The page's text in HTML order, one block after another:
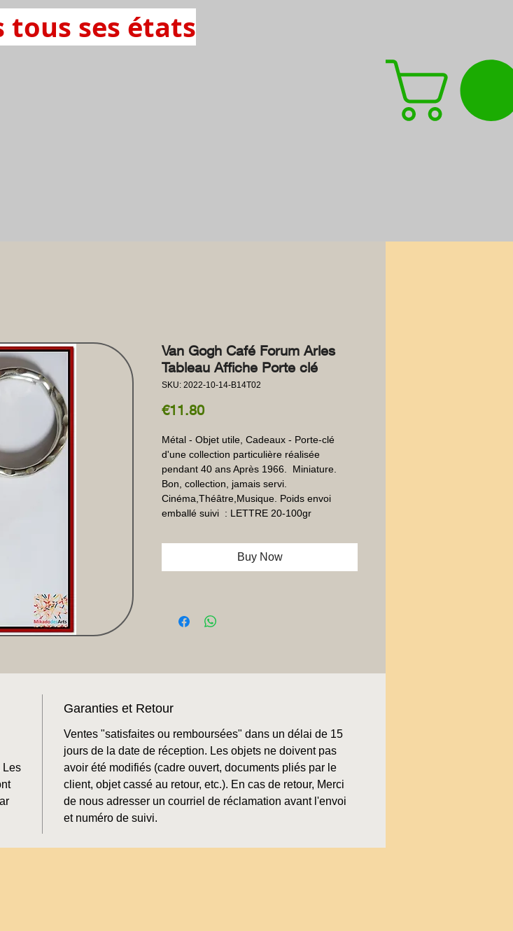
tous ses états
Van Gogh Café Forum Arles
Tableau Affiche Porte clé
SKU: 2022-10-14-B14T02
€11.80Price
Métal - Objet utile, Cadeaux - Porte-clé
d'une collection particulière réalisée
pendant 40 ans Après 1966.  Miniature.
Bon, collection, jamais servi.
Cinéma,Théâtre,Musique. Poids envoi
emballé suivi  : LETTRE 20-100gr
Buy Now
Les
Garanties et Retour
Ventes "satisfaites ou remboursées" dans un délai de 15
jours de la date de réception. Les objets ne doivent pas
avoir été modifiés (cadre ouvert, documents pliés par le
client, objet cassé au retour, etc.). En cas de retour, Merci
de nous adresser un courriel de réclamation avant l'envoi
et numéro de suivi.